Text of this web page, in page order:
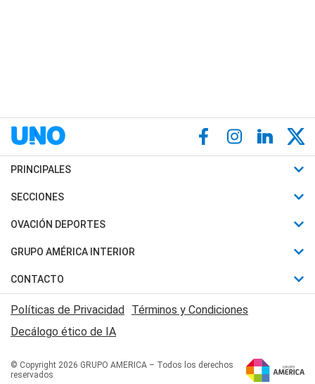
PRINCIPALES
Últimas Noticias
Política
Judiciales
Economia
SECCIONES
Horóscopo
Motores
Trucos caseros
Series y Películas
Edictos y Solicitadas
OVACIÓN DEPORTES
Fútbol
Mundial
Automovilismo
Rugby
Tenis
Básquet
GRUPO AMÉRICA INTERIOR
Canal 7 en Vivo
San Juan 8
CONTACTO
Acerca de Nosotros
Contactanos
Políticas de Privacidad Términos y Condiciones
Decálogo ético de IA
© Copyright 2026 GRUPO AMERICA – Todos los derechos
reservados